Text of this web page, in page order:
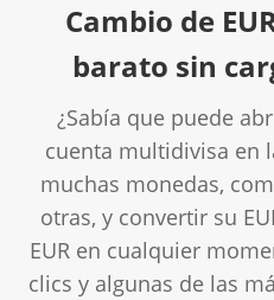
Cambio de
barato sin
¿Sabía que puede
cuenta multidivisa en
muchas monedas,
otras, y convertir su
EUR en cualquier
clics y algunas de las